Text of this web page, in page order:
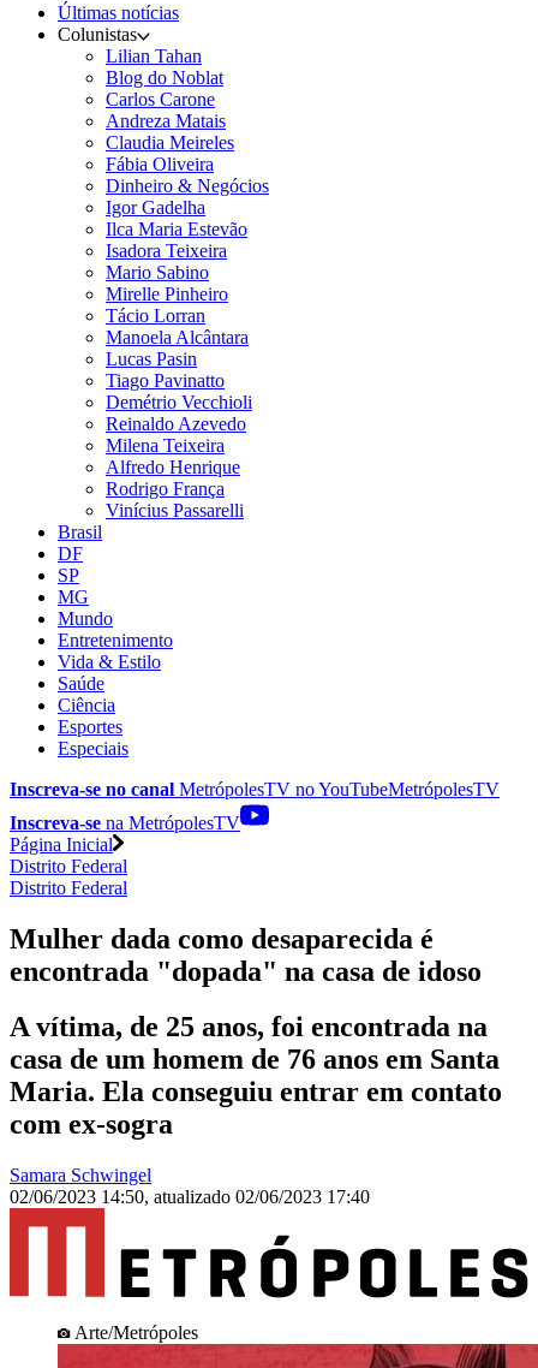
Últimas notícias
Colunistas
Lilian Tahan
Blog do Noblat
Carlos Carone
Andreza Matais
Claudia Meireles
Fábia Oliveira
Dinheiro & Negócios
Igor Gadelha
Ilca Maria Estevão
Isadora Teixeira
Mario Sabino
Mirelle Pinheiro
Tácio Lorran
Manoela Alcântara
Lucas Pasin
Tiago Pavinatto
Demétrio Vecchioli
Reinaldo Azevedo
Milena Teixeira
Alfredo Henrique
Rodrigo França
Vinícius Passarelli
Brasil
DF
SP
MG
Mundo
Entretenimento
Vida & Estilo
Saúde
Ciência
Esportes
Especiais
Inscreva-se no canal MetrópolesTV noYouTubeMetrópolesTV
Inscreva-se na MetrópolesTV
Página Inicial
Distrito Federal
Distrito Federal
Mulher dada como desaparecida é
encontrada "dopada" na casa de idoso
A vítima, de 25 anos, foi encontrada na
casa de um homem de 76 anos em Santa
Maria. Ela conseguiu entrar em contato
com ex-sogra
Samara Schwingel
02/06/2023 14:50, atualizado 02/06/2023 17:40
Arte/Metrópoles